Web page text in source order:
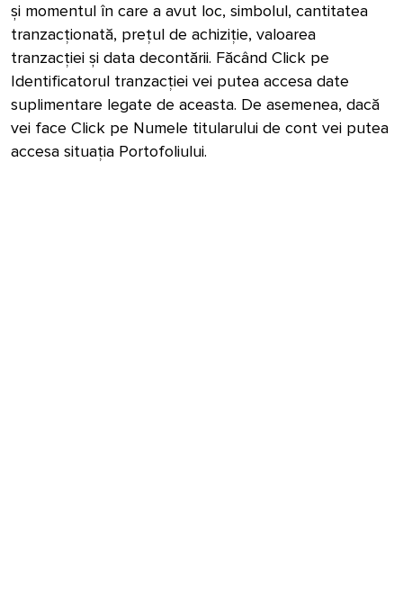
și momentul în care a avut loc, simbolul, cantitatea
tranzacționată, prețul de achiziție, valoarea
tranzacției și data decontării. Făcând Click pe
Identificatorul tranzacției vei putea accesa date
suplimentare legate de aceasta. De asemenea, dacă
vei face Click pe Numele titularului de cont vei putea
accesa situația Portofoliului.